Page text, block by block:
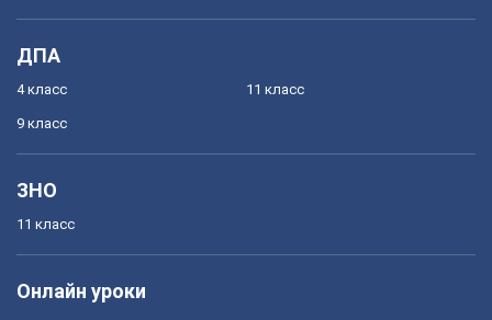
ДПА
4 класс
9 класс
11 класс
ЗНО
11 класс
Онлайн уроки